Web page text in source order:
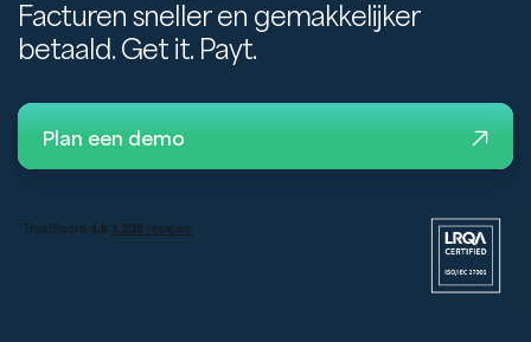
Facturen sneller en gemakkelijker
betaald. Get it. Payt.
Plan een demo